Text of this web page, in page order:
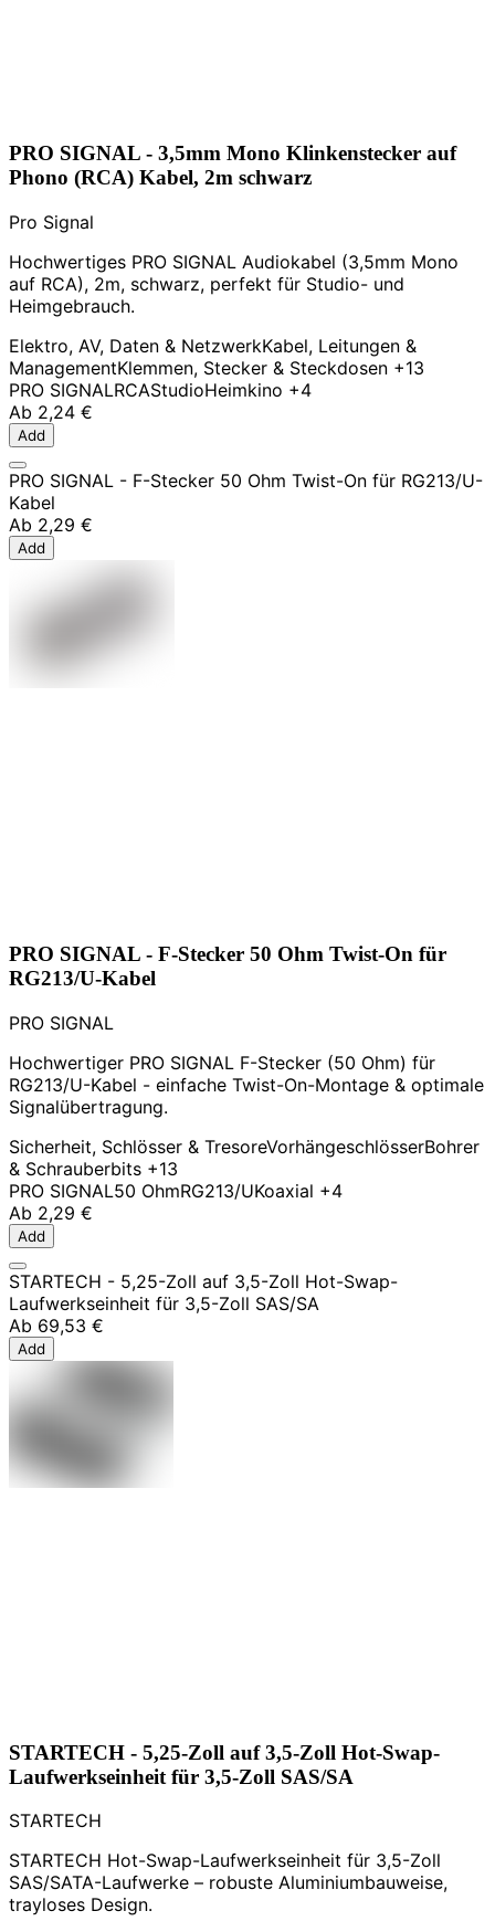
PRO SIGNAL - 3,5mm Mono Klinkenstecker auf
Phono (RCA) Kabel, 2m schwarz
Pro Signal
Hochwertiges PRO SIGNAL Audiokabel (3,5mm Mono
auf RCA), 2m, schwarz, perfekt für Studio- und
Heimgebrauch.
Elektro, AV, Daten & NetzwerkKabel, Leitungen &
ManagementKlemmen, Stecker & Steckdosen +13
PRO SIGNALRCAStudioHeimkino +4
Ab 2,24 €
Add
PRO SIGNAL - F-Stecker 50 Ohm Twist-On für RG213/U-
Kabel
Ab 2,29 €
Add
PRO SIGNAL - F-Stecker 50 Ohm Twist-On für
RG213/U-Kabel
PRO SIGNAL
Hochwertiger PRO SIGNAL F-Stecker (50 Ohm) für
RG213/U-Kabel - einfache Twist-On-Montage & optimale
Signalübertragung.
Sicherheit, Schlösser & TresoreVorhängeschlösserBohrer
& Schrauberbits +13
PRO SIGNAL50 OhmRG213/UKoaxial +4
Ab 2,29 €
Add
STARTECH - 5,25-Zoll auf 3,5-Zoll Hot-Swap-
Laufwerkseinheit für 3,5-Zoll SAS/SA
Ab 69,53 €
Add
STARTECH - 5,25-Zoll auf 3,5-Zoll Hot-Swap-
Laufwerkseinheit für 3,5-Zoll SAS/SA
STARTECH
STARTECH Hot-Swap-Laufwerkseinheit für 3,5-Zoll
SAS/SATA-Laufwerke – robuste Aluminiumbauweise,
trayloses Design.